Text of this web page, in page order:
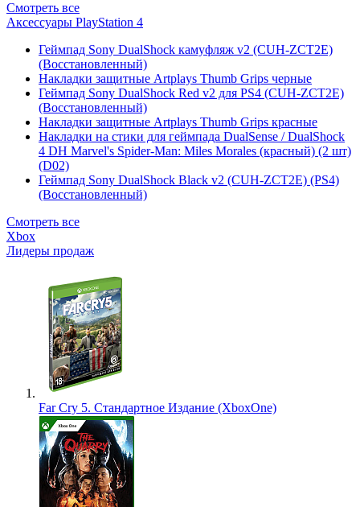
Смотреть все
Аксессуары PlayStation 4
Геймпад Sony DualShock камуфляж v2 (CUH-ZCT2E)
(Восстановленный)
Накладки защитные Artplays Thumb Grips черные
Геймпад Sony DualShock Red v2 для PS4 (CUH-ZCT2E)
(Восстановленный)
Накладки защитные Artplays Thumb Grips красные
Накладки на стики для геймпада DualSense / DualShock
4 DH Marvel's Spider-Man: Miles Morales (красный) (2 шт)
(D02)
Геймпад Sony DualShock Black v2 (CUH-ZCT2E) (PS4)
(Восстановленный)
Смотреть все
Xbox
Лидеры продаж
Far Cry 5. Стандартное Издание (XboxOne)